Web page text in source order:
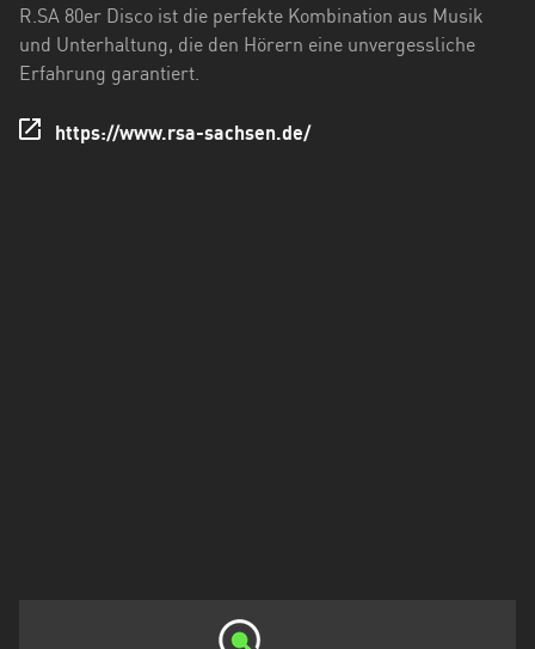
Sachsen-
Anhalt
Schleswig-
Holstein
R.SA 80er Disco ist die perfekte Kombination aus Musik
und Unterhaltung, die den Hörern eine unvergessliche
Erfahrung garantiert.
https://www.rsa-sachsen.de/